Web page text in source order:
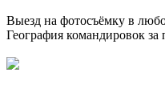
Выезд на фотосъёмку в
География командировок за